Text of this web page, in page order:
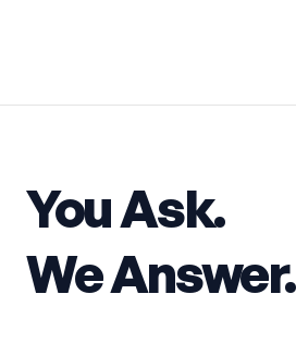
You Ask.
We Answer.